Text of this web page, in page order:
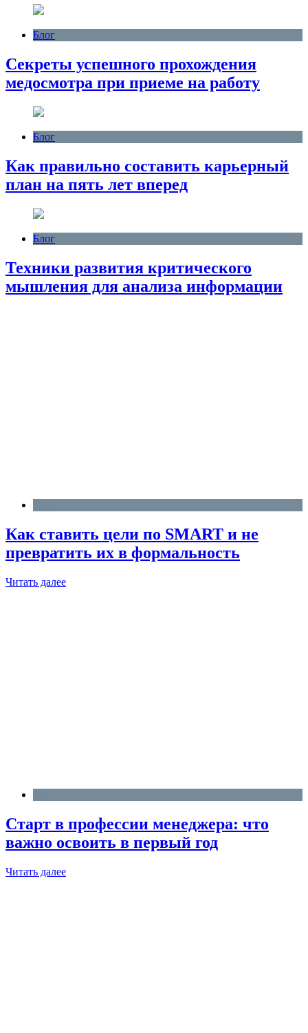
Блог
Секреты успешного прохождения
медосмотра при приеме на работу
Блог
Как правильно составить карьерный
план на пять лет вперед
Блог
Техники развития критического
мышления для анализа информации
Как ставить цели по SMART и не
превратить их в формальность
Читать далее
Старт в профессии менеджера: что
важно освоить в первый год
Читать далее